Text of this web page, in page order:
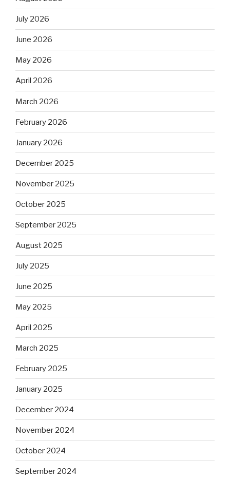
July 2026
June 2026
May 2026
April 2026
March 2026
February 2026
January 2026
December 2025
November 2025
October 2025
September 2025
August 2025
July 2025
June 2025
May 2025
April 2025
March 2025
February 2025
January 2025
December 2024
November 2024
October 2024
September 2024